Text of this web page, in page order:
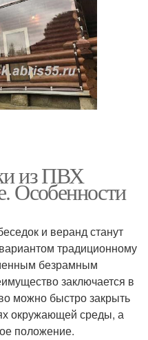
из ПВХ
Особенности
и веранд станут
традиционному
безрамным
заключается в
можно быстро закрыть
окружающей среды, а
положение.